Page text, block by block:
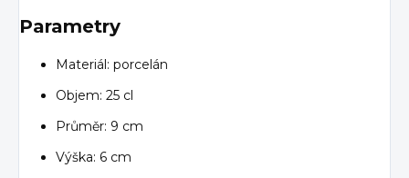
Parametry
Materiál: porcelán
Objem: 25 cl
Průměr: 9 cm
Výška: 6 cm